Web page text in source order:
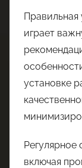
Правильная
играет
установке
включая